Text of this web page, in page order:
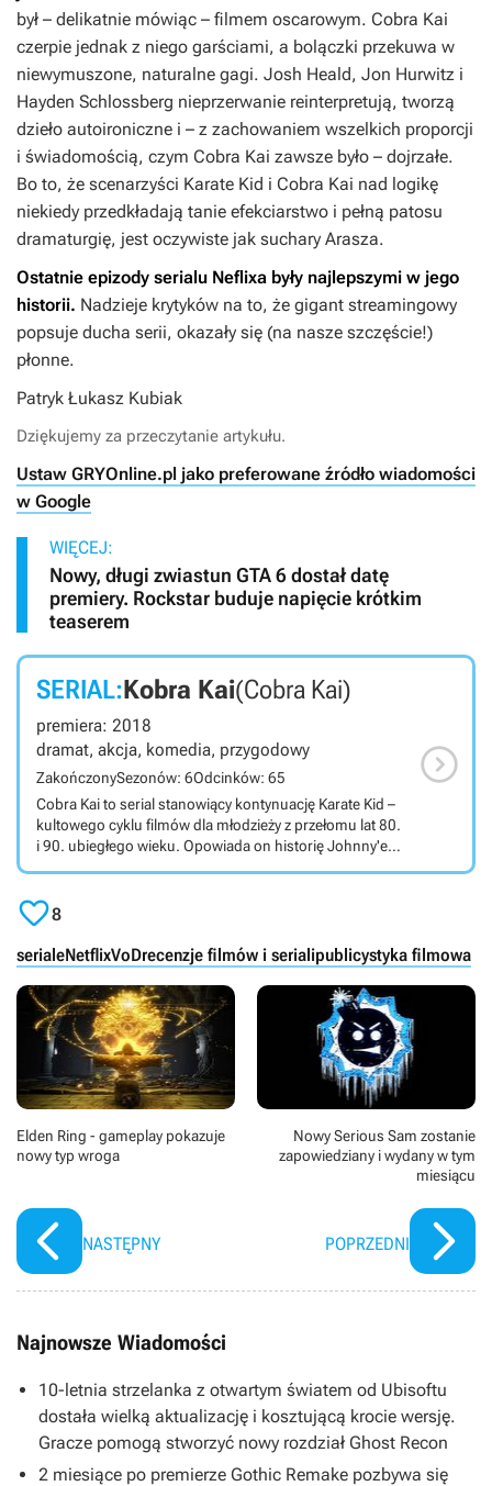
był – delikatnie mówiąc – filmem oscarowym. Cobra Kai
czerpie jednak z niego garściami, a bolączki przekuwa w
niewymuszone, naturalne gagi. Josh Heald, Jon Hurwitz i
Hayden Schlossberg nieprzerwanie reinterpretują, tworzą
dzieło autoironiczne i – z zachowaniem wszelkich proporcji
i świadomością, czym Cobra Kai zawsze było – dojrzałe.
Bo to, że scenarzyści Karate Kid i Cobra Kai nad logikę
niekiedy przedkładają tanie efekciarstwo i pełną patosu
dramaturgię, jest oczywiste jak suchary Arasza.
Ostatnie epizody serialu Neflixa były najlepszymi w jego
historii. Nadzieje krytyków na to, że gigant streamingowy
popsuje ducha serii, okazały się (na nasze szczęście!)
płonne.
Patryk Łukasz Kubiak
Dziękujemy za przeczytanie artykułu.
Ustaw GRYOnline.pl jako preferowane źródło wiadomości
w Google
WIĘCEJ:
Nowy, długi zwiastun GTA 6 dostał datę
premiery. Rockstar buduje napięcie krótkim
teaserem
SERIAL:Kobra Kai(Cobra Kai)
premiera: 2018
dramat, akcja, komedia, przygodowy
ZakończonySezonów: 6Odcinków: 65
Cobra Kai to serial stanowiący kontynuację Karate Kid –
kultowego cyklu filmów dla młodzieży z przełomu lat 80.
i 90. ubiegłego wieku. Opowiada on historię Johnny'ego
Lawrence'a, który po wydarzeniach z pierwszego filmu
decyzję, by wskrzesić swoją dawną szkołę karate –
tytułowe Cobra Kai. Produkcja łączy w sobie elementy
komedii, dramatu i sztuk walki. Serial Cobra Kai
tworzony dla platformy Netflix (wcześniej dla YouTube
Premium) przedstawia ciąg dalszy wątków
zapoczątkowanych w pierwszych odsłonach cyklu
Cobra Kai. Johnny Lawrence, jeden z głównych
antagonistów pierwszego filmu, decyduje się wskrzesić
niesławną szkołę karate, do której niegdyś uczęszczał,
czyli Cobrę Kai. Przeszkodzić w tym stara mu się jego
sporo aktorów znanych z Karate Kid, na czele z Ralphem
Macchio (Daniel LaRusso), Williamem Zabką (Johnny
Mariduena (Miguel Diaz), Tanner Buchanan (Robby
Lawrence) oraz Mary Mouser (Samantha LaRusso).
Głównymi twórcami serialu są Josh Heald, Jon Hurwitz i

8
serialeNetflixVoDrecenzje filmów i serialipublicystyka filmowa
Elden Ring - gameplay pokazuje
nowy typ wroga
NASTĘPNY
Nowy Serious Sam zostanie
zapowiedziany i wydany w tym
miesiącu
POPRZEDNI
Najnowsze Wiadomości
10-letnia strzelanka z otwartym światem od Ubisoftu
dostała wielką aktualizację i kosztującą krocie wersję.
Gracze pomogą stworzyć nowy rozdział Ghost Recon
2 miesiące po premierze Gothic Remake pozbywa się